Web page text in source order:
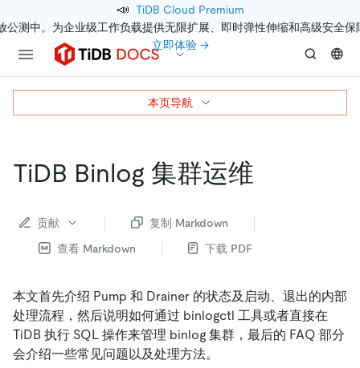
📣 TiDB Cloud Premium
公测中。为企业级工作负载提供无限扩展、即时弹性伸缩和高级安全保
立即体验 →
TiDB Binlog 集群运维
贡献
复制 Markdown
查看 Markdown
下载 PDF
本文首先介绍 Pump 和 Drainer 的状态及启动、退出的内部
处理流程，然后说明如何通过 binlogctl 工具或者直接在
TiDB 执行 SQL 操作来管理 binlog 集群，最后的 FAQ 部分
会介绍一些常见问题以及处理方法。
本页导航